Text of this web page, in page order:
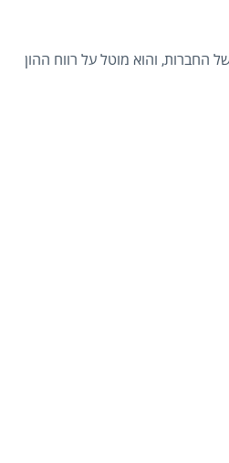
החברות, והוא מוטל על רווח ההון